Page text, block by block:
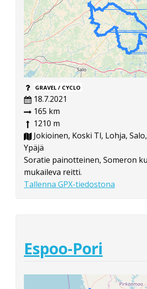
GRAVEL / CYCLO
18.7.2021
165 km
1210 m
Jokioinen, Koski Tl, Lohja,
Ypäjä
Soratie painotteinen, Someron
mukaileva reitti.
Tallenna GPX-tiedostona
Espoo-Pori